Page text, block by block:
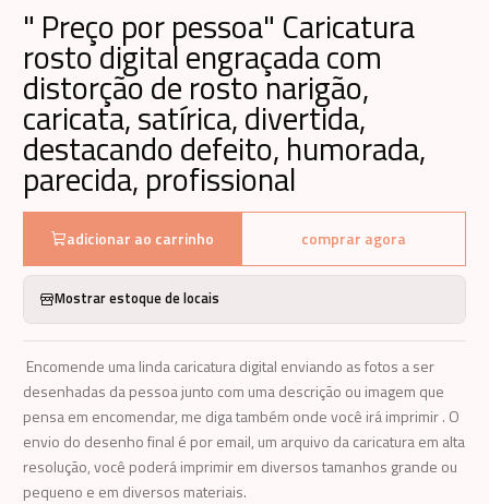
" Preço por pessoa" Caricatura
rosto digital engraçada com
distorção de rosto narigão,
caricata, satírica, divertida,
destacando defeito, humorada,
parecida, profissional
adicionar ao carrinho comprar agora
Mostrar estoque de locais
Encomende uma linda caricatura digital enviando as fotos a ser
desenhadas da pessoa junto com uma descrição ou imagem que
pensa em encomendar, me diga também onde você irá imprimir . O
envio do desenho final é por email, um arquivo da caricatura em alta
resolução, você poderá imprimir em diversos tamanhos grande ou
pequeno e em diversos materiais.